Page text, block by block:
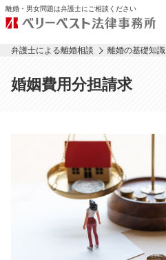
離婚・男女問題は弁護士にご相談ください
弁護士による離婚相談 離婚の基礎知識
婚姻費用分担請求